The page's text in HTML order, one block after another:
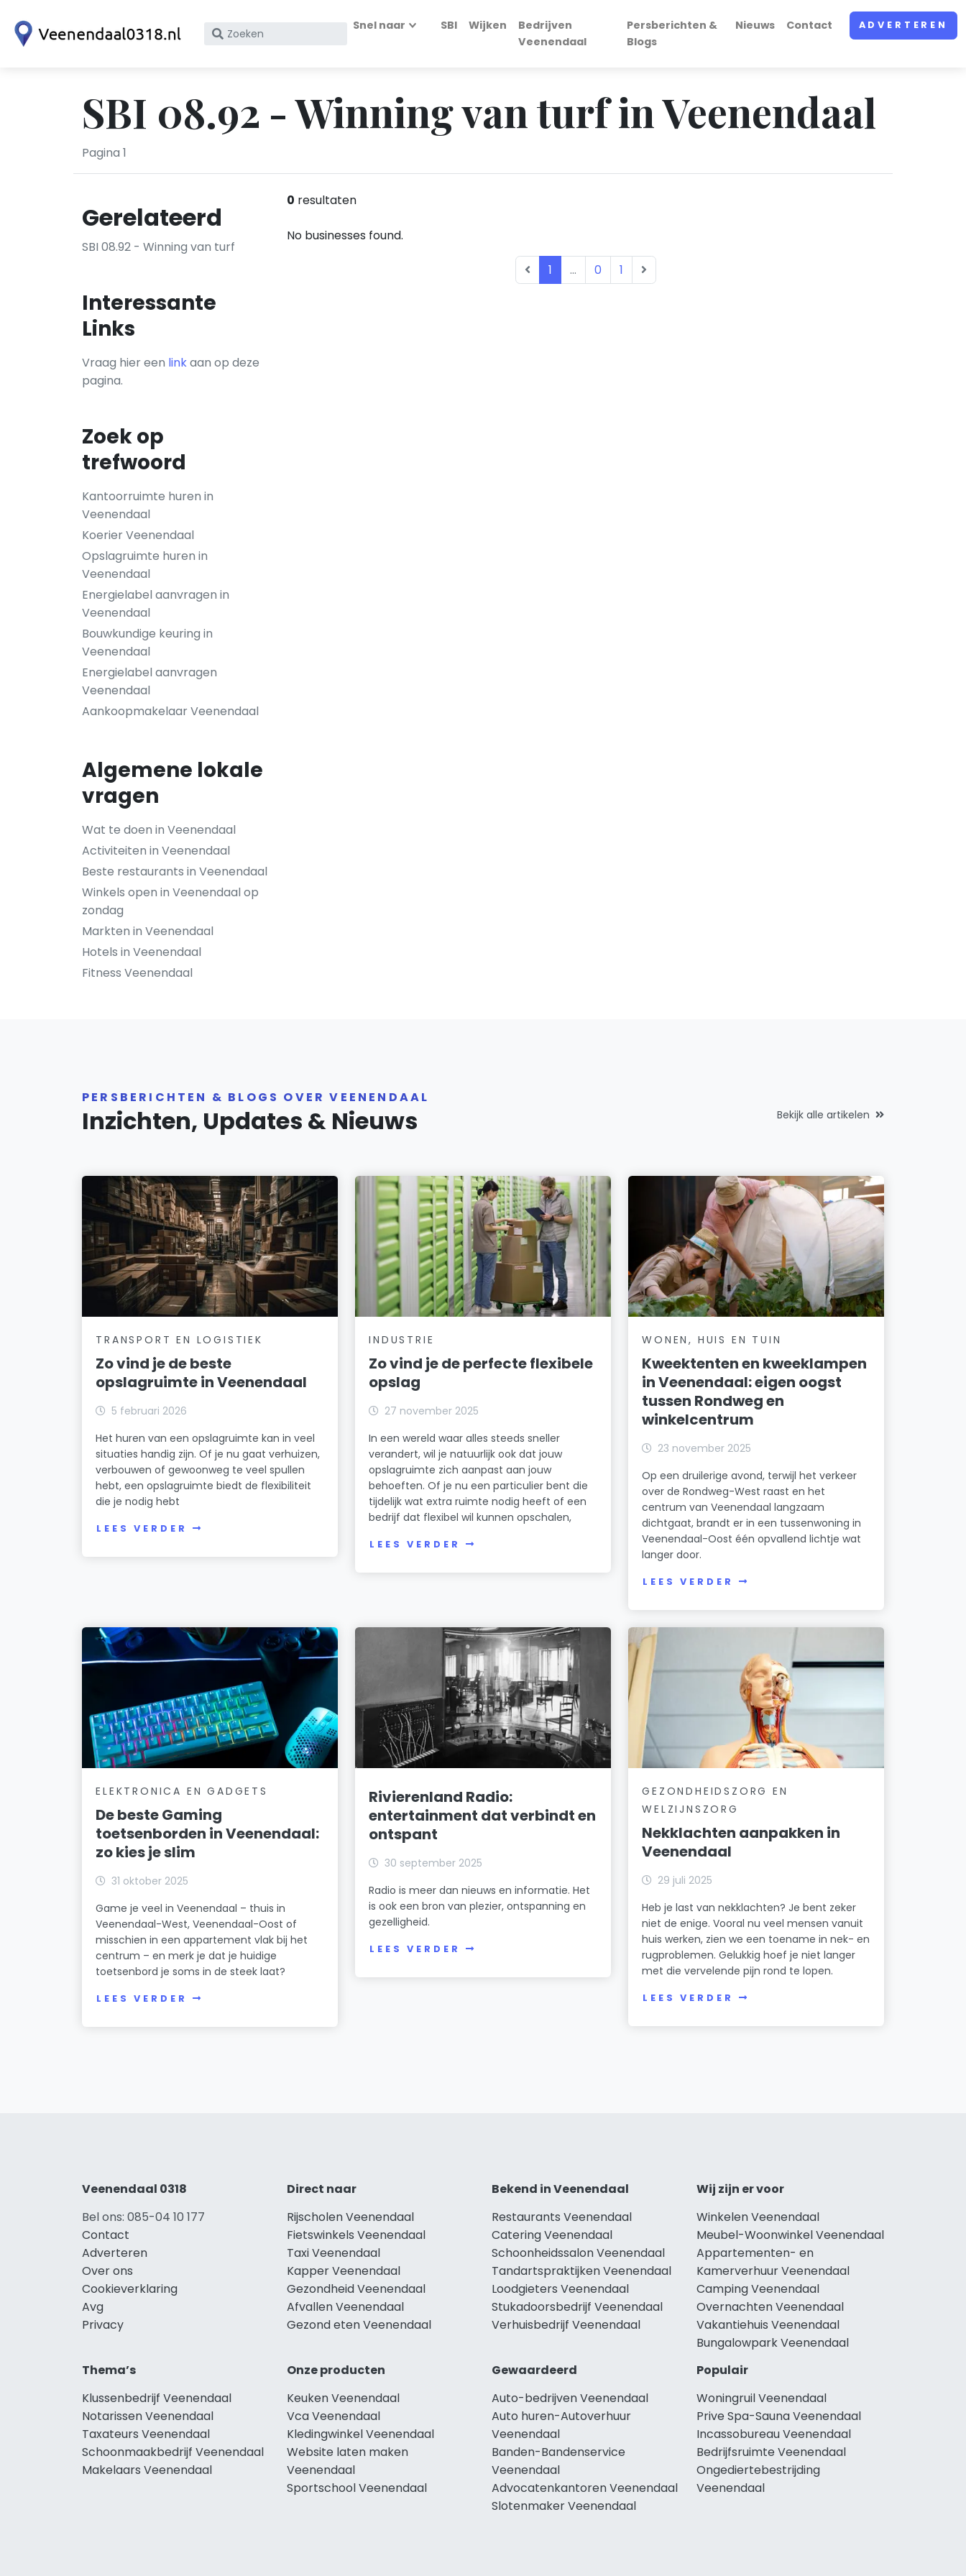
Zoek
KvK
nummer
Snel naar SBI Wijken
Bedrijven
Veenendaal
Persberichten &
Blogs
Nieuws Contact ADVERTEREN
SBI 08.92 - Winning van turf in Veenendaal
Pagina 1
Gerelateerd
SBI 08.92 - Winning van turf
Interessante
Links
Vraag hier een linkaan op deze
pagina.
Zoek op
trefwoord
Kantoorruimte huren in
Veenendaal
Koerier Veenendaal
Opslagruimte huren in
Veenendaal
Energielabel aanvragen in
Veenendaal
Bouwkundige keuring in
Veenendaal
Energielabel aanvragen
Veenendaal
Aankoopmakelaar Veenendaal
Algemene lokale
vragen
Wat te doen in Veenendaal
Activiteiten in Veenendaal
Beste restaurants in Veenendaal
Winkels open in Veenendaal op
zondag
Markten in Veenendaal
Hotels in Veenendaal
Fitness Veenendaal
0 resultaten
No businesses found.
1 ... 0 1
PERSBERICHTEN & BLOGS OVER VEENENDAAL
Inzichten, Updates & Nieuws Bekijk alle artikelen
TRANSPORT EN LOGISTIEK
Zo vind je de beste
opslagruimte in Veenendaal
5 februari 2026
Het huren van een opslagruimte kan in veel
situaties handig zijn. Of je nu gaat verhuizen,
verbouwen of gewoonweg te veel spullen
hebt, een opslagruimte biedt de flexibiliteit
die je nodig hebt
LEES VERDER
INDUSTRIE
Zo vind je de perfecte flexibele
opslag
27 november 2025
In een wereld waar alles steeds sneller
verandert, wil je natuurlijk ook dat jouw
opslagruimte zich aanpast aan jouw
behoeften. Of je nu een particulier bent die
tijdelijk wat extra ruimte nodig heeft of een
bedrijf dat flexibel wil kunnen opschalen,
LEES VERDER
WONEN, HUIS EN TUIN
Kweektenten en kweeklampen
in Veenendaal: eigen oogst
tussen Rondweg en
winkelcentrum
23 november 2025
Op een druilerige avond, terwijl het verkeer
over de Rondweg-West raast en het
centrum van Veenendaal langzaam
dichtgaat, brandt er in een tussenwoning in
Veenendaal-Oost één opvallend lichtje wat
langer door.
LEES VERDER
ELEKTRONICA EN GADGETS
De beste Gaming
toetsenborden in Veenendaal:
zo kies je slim
31 oktober 2025
Game je veel in Veenendaal – thuis in
Veenendaal-West, Veenendaal-Oost of
misschien in een appartement vlak bij het
centrum – en merk je dat je huidige
toetsenbord je soms in de steek laat?
LEES VERDER
Rivierenland Radio:
entertainment dat verbindt en
ontspant
30 september 2025
Radio is meer dan nieuws en informatie. Het
is ook een bron van plezier, ontspanning en
gezelligheid.
LEES VERDER
GEZONDHEIDSZORG EN
WELZIJNSZORG
Nekklachten aanpakken in
Veenendaal
29 juli 2025
Heb je last van nekklachten? Je bent zeker
niet de enige. Vooral nu veel mensen vanuit
huis werken, zien we een toename in nek- en
rugproblemen. Gelukkig hoef je niet langer
met die vervelende pijn rond te lopen.
LEES VERDER
Veenendaal 0318
Bel ons: 085-04 10 177
Contact
Adverteren
Over ons
Cookieverklaring
Avg
Privacy
Direct naar
Rijscholen Veenendaal
Fietswinkels Veenendaal
Taxi Veenendaal
Kapper Veenendaal
Gezondheid Veenendaal
Afvallen Veenendaal
Gezond eten Veenendaal
Bekend in Veenendaal
Restaurants Veenendaal
Catering Veenendaal
Schoonheidssalon Veenendaal
Tandartspraktijken Veenendaal
Loodgieters Veenendaal
Stukadoorsbedrijf Veenendaal
Verhuisbedrijf Veenendaal
Wij zijn er voor
Winkelen Veenendaal
Meubel-Woonwinkel Veenendaal
Appartementen- en
Kamerverhuur Veenendaal
Camping Veenendaal
Overnachten Veenendaal
Vakantiehuis Veenendaal
Bungalowpark Veenendaal
Thema’s
Klussenbedrijf Veenendaal
Notarissen Veenendaal
Taxateurs Veenendaal
Schoonmaakbedrijf Veenendaal
Makelaars Veenendaal
Onze producten
Keuken Veenendaal
Vca Veenendaal
Kledingwinkel Veenendaal
Website laten maken
Veenendaal
Sportschool Veenendaal
Gewaardeerd
Auto-bedrijven Veenendaal
Auto huren-Autoverhuur
Veenendaal
Banden-Bandenservice
Veenendaal
Advocatenkantoren Veenendaal
Slotenmaker Veenendaal
Populair
Woningruil Veenendaal
Prive Spa-Sauna Veenendaal
Incassobureau Veenendaal
Bedrijfsruimte Veenendaal
Ongediertebestrijding
Veenendaal